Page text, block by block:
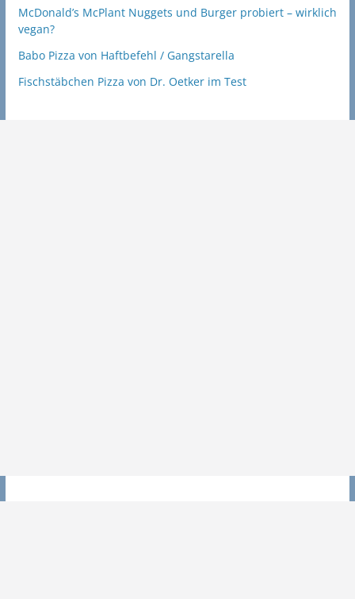
McDonald’s McPlant Nuggets und Burger probiert – wirklich
vegan?
Babo Pizza von Haftbefehl / Gangstarella
Fischstäbchen Pizza von Dr. Oetker im Test